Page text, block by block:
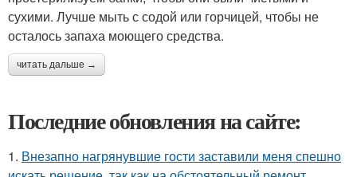
сухими. Лучше мыть с содой или горчицей, чтобы не
осталось запаха моющего средства.
читать дальше →
Последние обновления на сайте:
1. Внезапно нагрянувшие гости заставили меня спешно